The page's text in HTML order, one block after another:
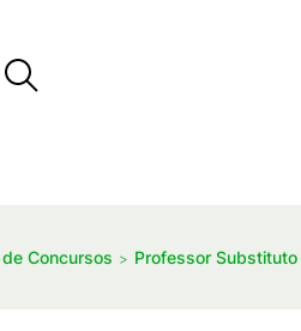
Concursos Professor Substituto